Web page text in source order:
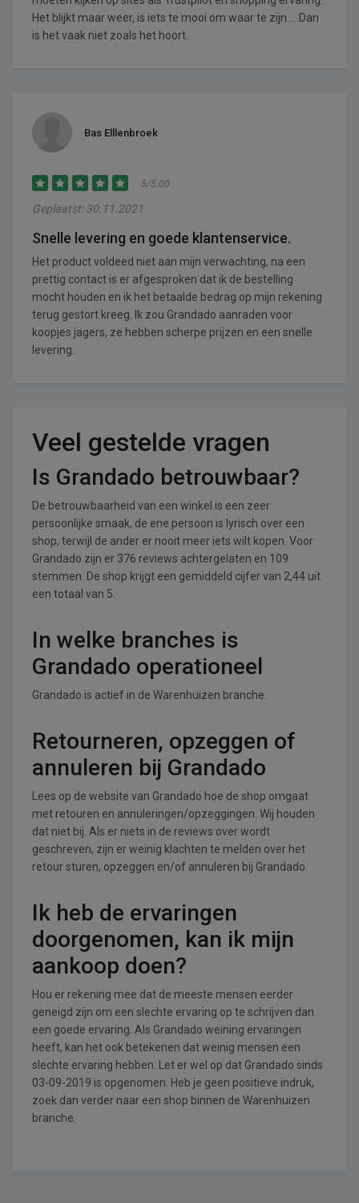
Het blijkt maar weer, is iets te mooi om waar te zijn…..Dan
is het vaak niet zoals het hoort.
Bas Elllenbroek
5/5.00
Geplaatst: 30.11.2021
Snelle levering en goede klantenservice.
Het product voldeed niet aan mijn verwachting, na een
prettig contact is er afgesproken dat ik de bestelling
mocht houden en ik het betaalde bedrag op mijn rekening
terug gestort kreeg. Ik zou Grandado aanraden voor
koopjes jagers, ze hebben scherpe prijzen en een snelle
levering.
Veel gestelde vragen
Is Grandado betrouwbaar?
De betrouwbaarheid van een winkel is een zeer
persoonlijke smaak, de ene persoon is lyrisch over een
shop, terwijl de ander er nooit meer iets wilt kopen. Voor
Grandado zijn er 376 reviews achtergelaten en 109
stemmen. De shop krijgt een gemiddeld cijfer van 2,44 uit
een totaal van 5.
In welke branches is
Grandado operationeel
Grandado is actief in de Warenhuizen branche.
Retourneren, opzeggen of
annuleren bij Grandado
Lees op de website van Grandado hoe de shop omgaat
met retouren en annuleringen/opzeggingen. Wij houden
dat niet bij. Als er niets in de reviews over wordt
geschreven, zijn er weinig klachten te melden over het
retour sturen, opzeggen en/of annuleren bij Grandado.
Ik heb de ervaringen
doorgenomen, kan ik mijn
aankoop doen?
Hou er rekening mee dat de meeste mensen eerder
geneigd zijn om een slechte ervaring op te schrijven dan
een goede ervaring. Als Grandado weining ervaringen
heeft, kan het ook betekenen dat weinig mensen een
slechte ervaring hebben. Let er wel op dat Grandado sinds
03-09-2019 is opgenomen. Heb je geen positieve indruk,
zoek dan verder naar een shop binnen de Warenhuizen
branche.